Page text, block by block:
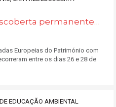
permanente…
Europeias do Património com
entre os dias 26 e 28 de